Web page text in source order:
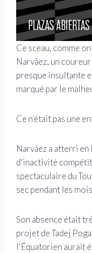
Ce sceau, comme
Narváez, un
presque insultante
marqué par le
Ce n’était pas une
Narváez a atterri
d'inactivité
spectaculaire du
sec pendant les
Son absence était
projet de Tadej
l'Équatorien aurait